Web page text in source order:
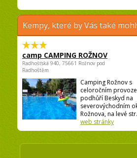
Kempy, které by Vás také
camp CAMPING ROŽNOV
Radhošťská 940, 75661 Rožnov pod
Radhoštěm
Camping Rožnov s
celoročním
podhůří Beskyd na
severovýchodním
Rožnova, na levé
web stránky